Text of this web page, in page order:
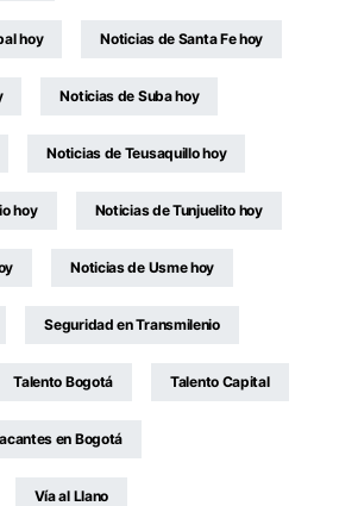
hoy Noticias de Santa Fe hoy
Noticias de Suba hoy
Noticias de Teusaquillo hoy
hoy Noticias de Tunjuelito hoy
Noticias de Usme hoy
Seguridad en Transmilenio
Talento Bogotá Talento Capital
en Bogotá
Vía al Llano